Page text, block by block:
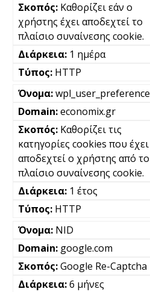
Καθορίζει εάν ο
χρήστης έχει αποδεχτεί το
πλαίσιο συναίνεσης cookie.
1 ημέρα
HTTP
wpl_user_preference
economix.gr
Καθορίζει τις
κατηγορίες cookies που έχει
αποδεχτεί ο χρήστης από το
πλαίσιο συναίνεσης cookie.
1 έτος
HTTP
NID
google.com
Google Re-Captcha
6 μήνες